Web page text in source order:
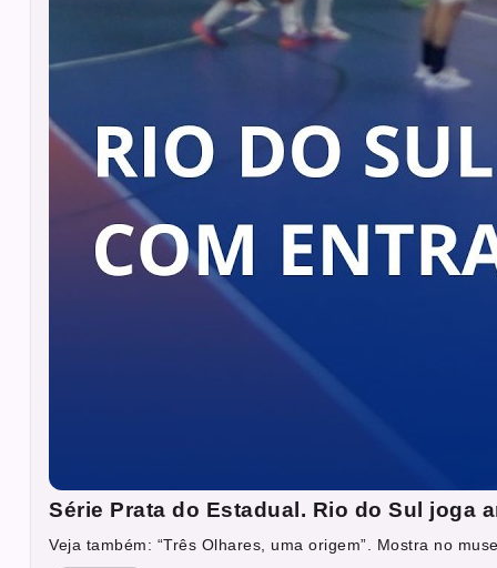
Série Prata do Estadual. Rio do Sul joga
Veja também: “Três Olhares, uma origem”. Mostra no